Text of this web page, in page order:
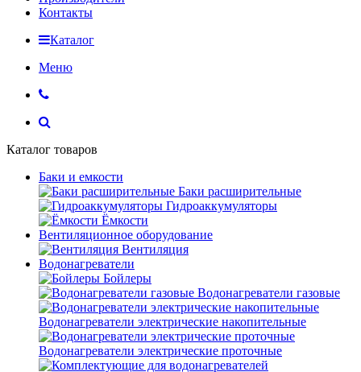
Контакты
Каталог
Меню
Каталог товаров
Баки и емкости
Баки расширительные
Гидроаккумуляторы
Ёмкости
Вентиляционное оборудование
Вентиляция
Водонагреватели
Бойлеры
Водонагреватели газовые
Водонагреватели электрические накопительные
Водонагреватели электрические проточные